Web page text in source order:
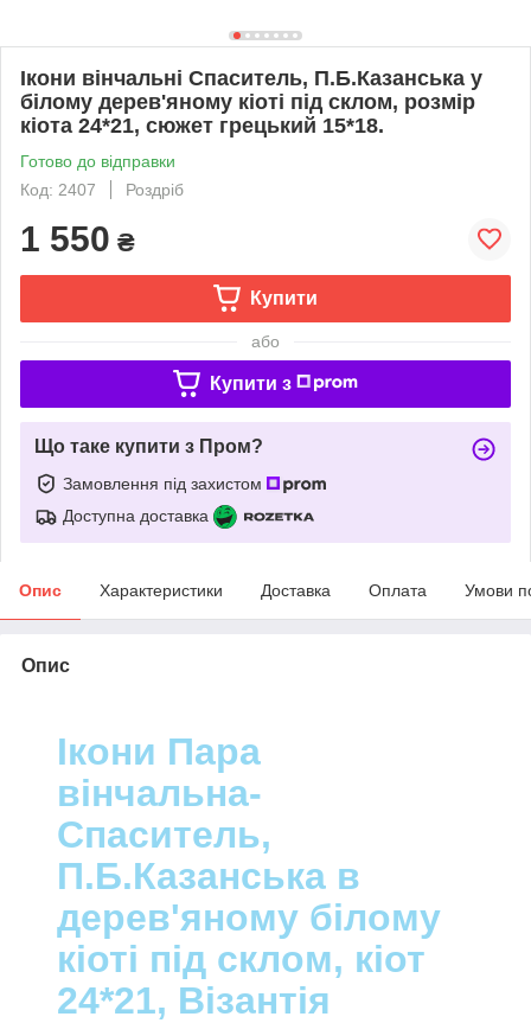
Ікони вінчальні Спаситель, П.Б.Казанська у
білому дерев'яному кіоті під склом, розмір
кіота 24*21, сюжет грецький 15*18.
Готово до відправки
Код: 2407
Роздріб
1 550 ₴
Купити
або
Купити з
Що таке купити з Пром?
Замовлення під захистом
Доступна доставка
Опис Характеристики Доставка Оплата Умови
Опис
Ікони Пара
вінчальна-
Спаситель,
П.Б.Казанська в
дерев'яному білому
кіоті під склом, кіот
24*21, Візантія